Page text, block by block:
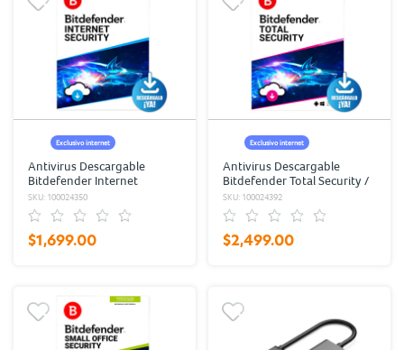
Exclusivo internet
Antivirus Descargable
Bitdefender Internet
Security / 2 años / 3
usuarios
SKU: 100024350
$1,699.00
Exclusivo internet
Antivirus Descargable
Bitdefender Total Security /
2 años / 10 usuarios
SKU: 100024392
$2,499.00